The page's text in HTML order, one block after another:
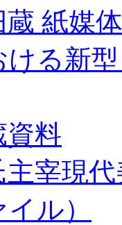
蔵 紙媒
ける新
資料
宰現
ル）